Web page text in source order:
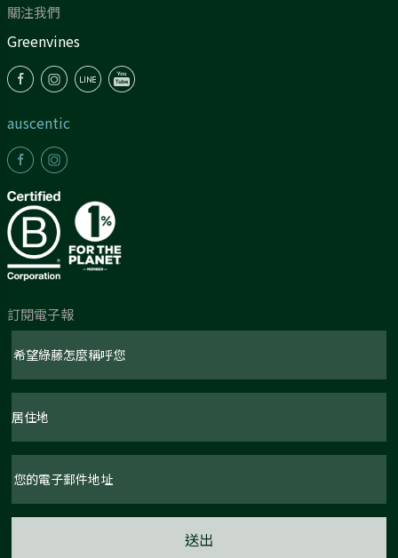
關注我們
Greenvines
auscentic
訂閱電子報